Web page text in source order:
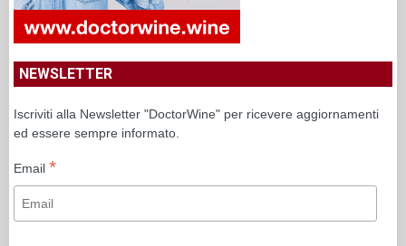
NEWSLETTER
Iscriviti alla Newsletter "DoctorWine" per ricevere aggiornamenti
ed essere sempre informato.
Email *